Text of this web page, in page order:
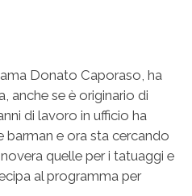
Donato Caporaso, ha
anche se è originario di
di lavoro in ufficio ha
barman e ora sta cercando
quelle per i tatuaggi e
al programma per